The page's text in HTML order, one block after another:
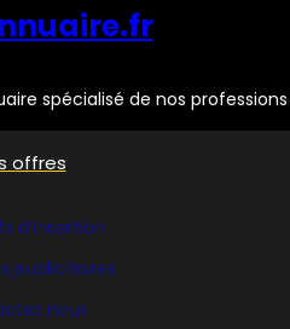
spécialisé de nos professions
offres
d’insertion
publicitaires
nous